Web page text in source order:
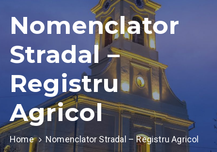
Nomenclator
Stradal –
Registru
Agricol
Home Nomenclator Stradal – Registru Agricol